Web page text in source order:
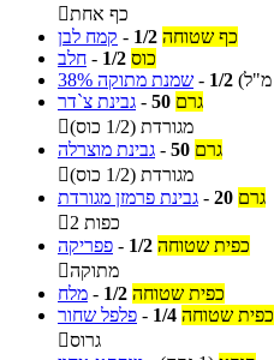
כף אחת
קמח לבן - 1/2 כף שטוחה
חלב - 1/2 כוס
שמנת מתוקה 38% - 1/2
גבינת צ`דר - 50 גרם

מגורדת (1/2 כוס)
גבינת מוצרלה - 50 גרם

מגורדת (1/2 כוס)
גבינת פרמזן מגורדת - 20 גרם

2 כפות
פפריקה - 1/2 כפית שטוחה
מתוקה
מלח - 1/2 כפית שטוחה
פלפל שחור - 1/4 כפית שטוחה
גרוס